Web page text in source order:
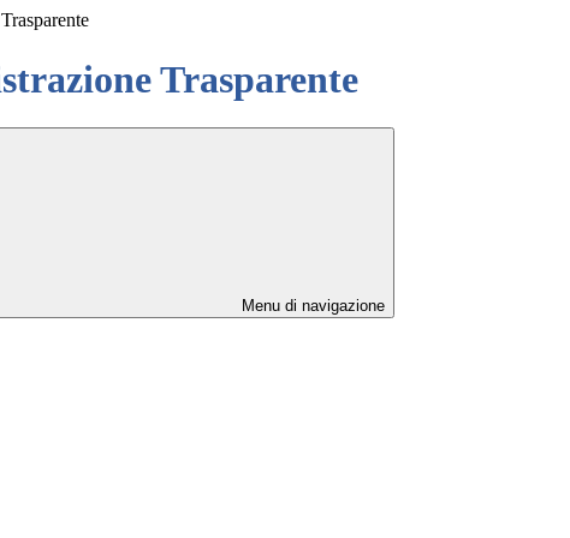
Trasparente
Menu di navigazione